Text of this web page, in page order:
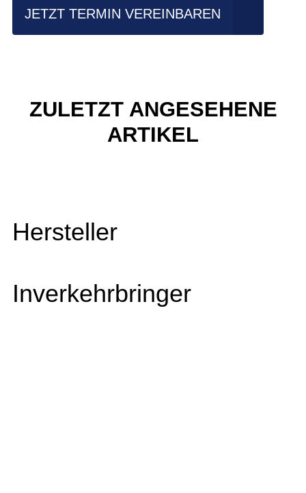
JETZT TERMIN VEREINBAREN
ZULETZT ANGESEHENE
ARTIKEL
Hersteller
Inverkehrbringer